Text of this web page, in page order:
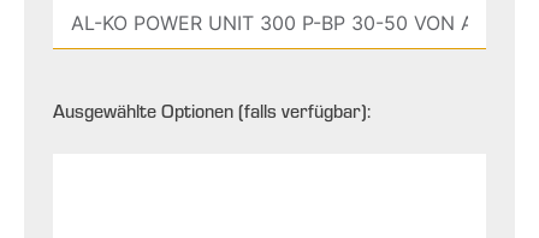
Ausgewählte Optionen (falls verfügbar):